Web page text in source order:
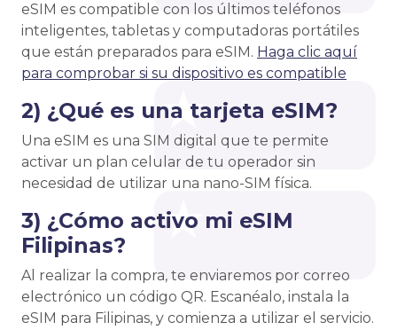
eSIM es compatible con los últimos teléfonos
inteligentes, tabletas y computadoras portátiles
que están preparados para eSIM. Haga clic aquí
para comprobar si su dispositivo es compatible
2) ¿Qué es una tarjeta eSIM?
Una eSIM es una SIM digital que te permite
activar un plan celular de tu operador sin
necesidad de utilizar una nano-SIM física.
3) ¿Cómo activo mi eSIM
Filipinas?
Al realizar la compra, te enviaremos por correo
electrónico un código QR. Escanéalo, instala la
eSIM para Filipinas, y comienza a utilizar el servicio.